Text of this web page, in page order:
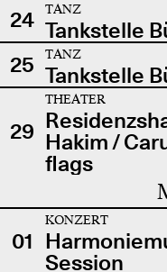
24
TANZ
Tankstelle
25
TANZ
Tankstelle
29
THEATER
Hakim /
flags
01
KONZERT
Session